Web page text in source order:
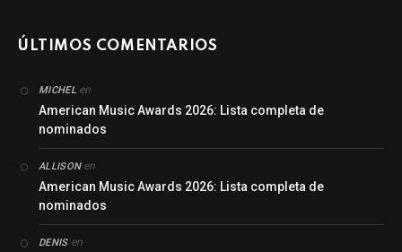
ÚLTIMOS COMENTARIOS
MICHEL en
American Music Awards 2026: Lista completa de
nominados
ALLISONen
American Music Awards 2026: Lista completa de
nominados
DENISen